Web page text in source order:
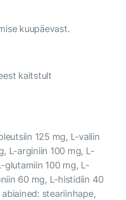
kuupäevast.
kaitstult
125 mg, L-valiin
L-arginiin 100 mg, L-
glutamiin 100 mg, L-
60 mg, L-histidiin 40
steariinhape,